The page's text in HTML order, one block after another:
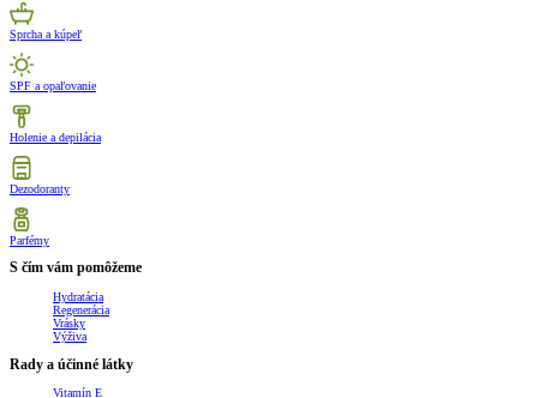
Sprcha a kúpeľ
SPF a opaľovanie
Holenie a depilácia
Dezodoranty
Parfémy
S čím vám pomôžeme
Hydratácia
Regenerácia
Vrásky
Výživa
Rady a účinné látky
Vitamín E